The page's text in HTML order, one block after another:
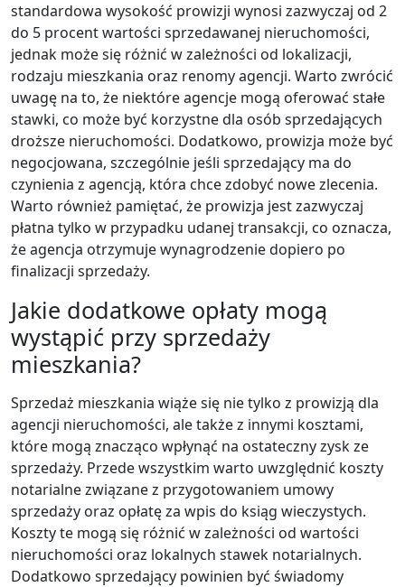
standardowa wysokość prowizji wynosi zazwyczaj od 2
do 5 procent wartości sprzedawanej nieruchomości,
jednak może się różnić w zależności od lokalizacji,
rodzaju mieszkania oraz renomy agencji. Warto zwrócić
uwagę na to, że niektóre agencje mogą oferować stałe
stawki, co może być korzystne dla osób sprzedających
droższe nieruchomości. Dodatkowo, prowizja może być
negocjowana, szczególnie jeśli sprzedający ma do
czynienia z agencją, która chce zdobyć nowe zlecenia.
Warto również pamiętać, że prowizja jest zazwyczaj
płatna tylko w przypadku udanej transakcji, co oznacza,
że agencja otrzymuje wynagrodzenie dopiero po
finalizacji sprzedaży.
Jakie dodatkowe opłaty mogą
wystąpić przy sprzedaży
mieszkania?
Sprzedaż mieszkania wiąże się nie tylko z prowizją dla
agencji nieruchomości, ale także z innymi kosztami,
które mogą znacząco wpłynąć na ostateczny zysk ze
sprzedaży. Przede wszystkim warto uwzględnić koszty
notarialne związane z przygotowaniem umowy
sprzedaży oraz opłatę za wpis do ksiąg wieczystych.
Koszty te mogą się różnić w zależności od wartości
nieruchomości oraz lokalnych stawek notarialnych.
Dodatkowo sprzedający powinien być świadomy